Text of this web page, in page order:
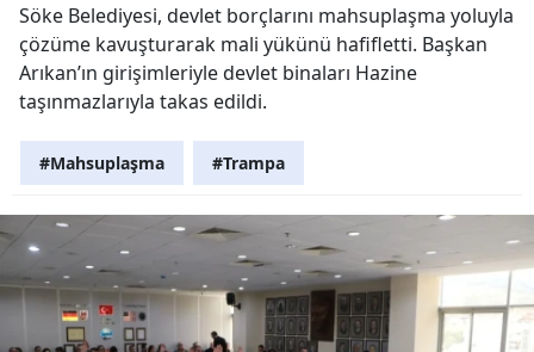
Söke Belediyesi, devlet borçlarını mahsuplaşma yoluyla
çözüme kavuşturarak mali yükünü hafifletti. Başkan
Arıkan’ın girişimleriyle devlet binaları Hazine
taşınmazlarıyla takas edildi.
#Mahsuplaşma #Trampa